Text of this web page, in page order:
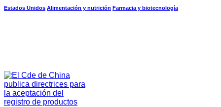
Estados Unidos Alimentación y nutrición Farmacia y biotecnología